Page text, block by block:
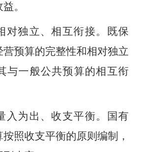
。
对独立、相互衔接。既保
预算的完整性和相对独立
与一般公共预算的相互衔
入为出、收支平衡。国有
照收支平衡的原则编制，